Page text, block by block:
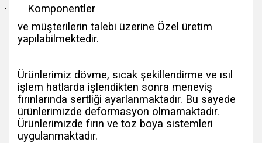
·
Komponentler
ve müşterilerin talebi üzerine Özel üretim
yapılabilmektedir.
Ürünlerimiz dövme, sıcak şekillendirme ve ısıl
işlem hatlarda işlendikten sonra meneviş
fırınlarında sertliği ayarlanmaktadır. Bu sayede
ürünlerimizde deformasyon olmamaktadır.
Ürünlerimizde fırın ve toz boya sistemleri
uygulanmaktadır.